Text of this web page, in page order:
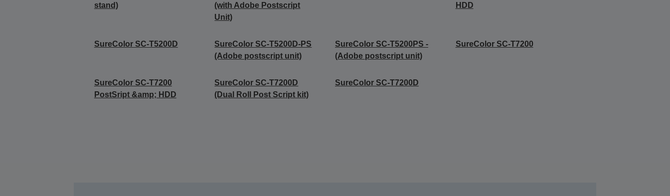
stand)
(with Adobe Postscript
Unit)
HDD
SureColor SC-T5200D
SureColor SC-T5200D-PS
(Adobe postscript unit)
SureColor SC-T5200PS -
(Adobe postscript unit)
SureColor SC-T7200
SureColor SC-T7200
PostSript &amp; HDD
SureColor SC-T7200D
(Dual Roll Post Script kit)
SureColor SC-T7200D